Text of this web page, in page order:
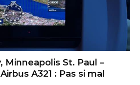
Minneapolis St. Paul –
A321 : Pas si mal